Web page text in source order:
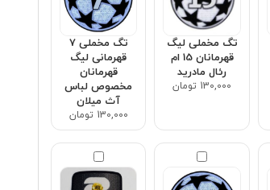
تگ مخملی لیگ
قهرمانان 15 ام
رئال مادرید
130,000 تومان
تگ مخملی ۷
قهرمانی لیگ
قهرمانان
مخصوص لباس
آث میلان
130,000 تومان